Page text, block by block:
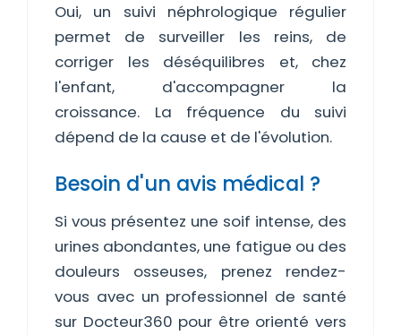
Oui, un suivi néphrologique régulier
permet de surveiller les reins, de
corriger les déséquilibres et, chez
l'enfant, d'accompagner la
croissance. La fréquence du suivi
dépend de la cause et de l'évolution.
Besoin d'un avis médical ?
Si vous présentez une soif intense, des
urines abondantes, une fatigue ou des
douleurs osseuses, prenez rendez-
vous avec un professionnel de santé
sur Docteur360 pour être orienté vers